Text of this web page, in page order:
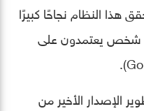
هذا النظام نجاحًا كبيرًا
من 200 مليون شخص يعتمدون على
الإصدار الأخير من